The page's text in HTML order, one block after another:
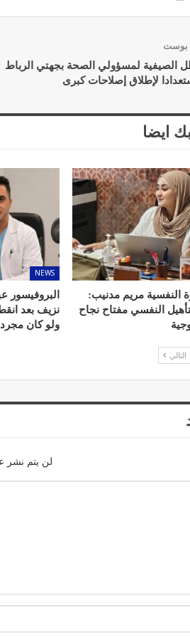
بوست
الصيفية لمسؤولي الصحة بجهتي الرباط
لإطلاق إصلاحات كبرى
ايضا
النفسية مريم مدنيب:
النفسي مفتاح نجاح
NEWS
البروفيسور
نزيف بعد
ولو كان
التالي
لن يتم نشر
د. لحنش شراف: الاقتطاع من
تصحيح بعض الأفكار
الإشعاعي